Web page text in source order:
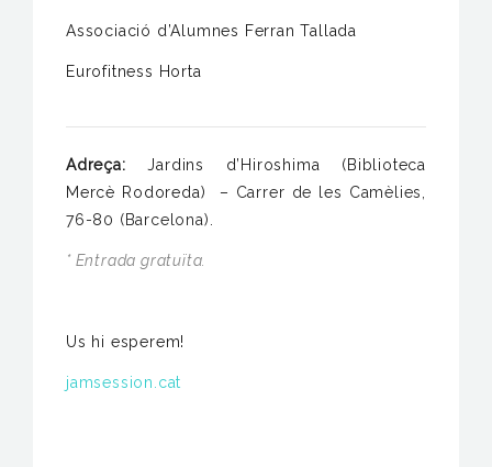
Associació d’Alumnes Ferran Tallada
Eurofitness Horta
Adreça: Jardins d’Hiroshima (Biblioteca
Mercè Rodoreda) – Carrer de les Camèlies,
76-80 (Barcelona).
* Entrada gratuïta.
Us hi esperem!
jamsession.cat